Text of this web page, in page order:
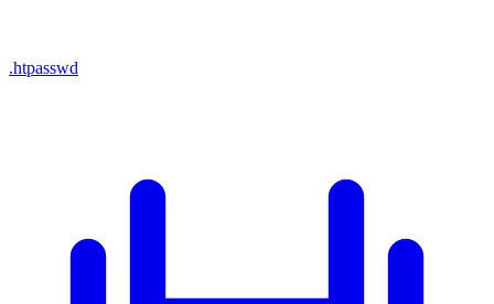
.htpasswd